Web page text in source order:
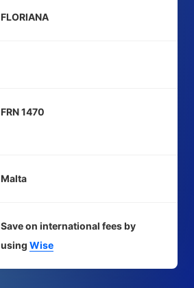
FLORIANA
FRN 1470
Malta
Save on international fees by
using Wise